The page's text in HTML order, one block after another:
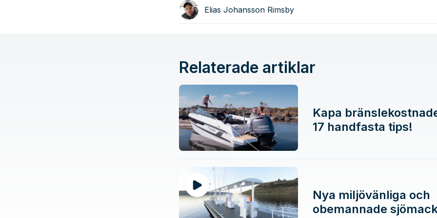
Elias Johansson Rimsby
Relaterade artiklar
Kapa
17 handfasta tips!
Nya miljövänliga och
obemannade